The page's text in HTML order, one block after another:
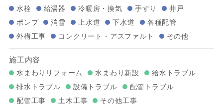
水栓
給湯器 冷暖房・換気 手すり
井戸
ポンプ
消雪 上水道 下水道
各種配管
外構工事
コンクリート・アスファルト その他
施工内容
水まわりリフォーム 水まわり新設
給水トラブル
排水トラブル
設備トラブル
配管トラブル
配管工事
土木工事 その他工事